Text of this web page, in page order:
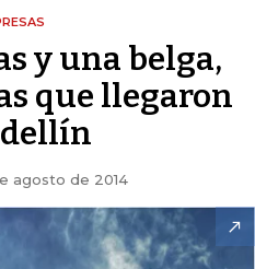
y una belga,
que llegaron
agosto de 2014